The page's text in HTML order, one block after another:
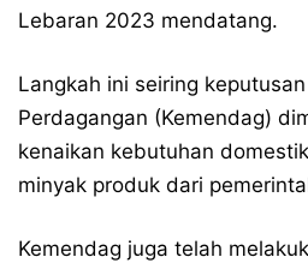
Lebaran 2023 mendatang.
Langkah ini seiring
Perdagangan (Kemendag)
kenaikan kebutuhan
minyak produk dari
Kemendag juga telah